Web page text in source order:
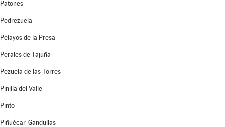
Patones
Pedrezuela
Pelayos de la Presa
Perales de Tajuña
Pezuela de las Torres
Pinilla del Valle
Pinto
Piñuécar-Gandullas